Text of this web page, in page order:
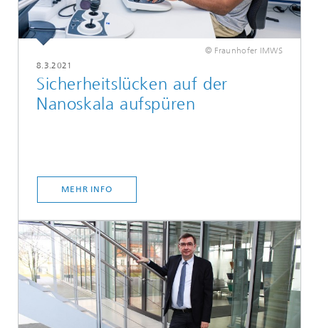
© Fraunhofer IMWS
8.3.2021
Sicherheitslücken auf der
Nanoskala aufspüren
MEHR INFO